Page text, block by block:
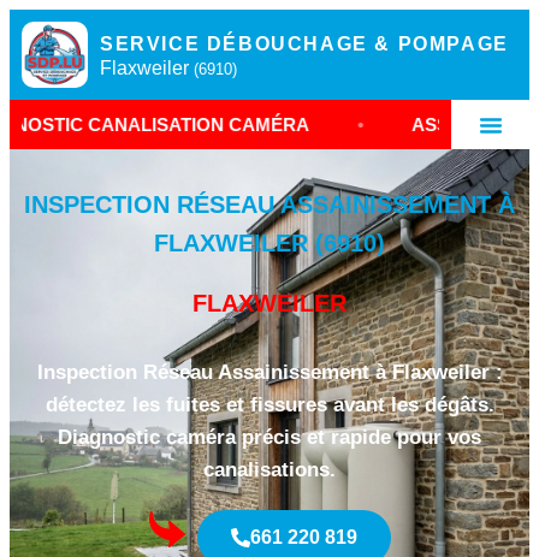
SERVICE DÉBOUCHAGE & POMPAGE
Flaxweiler (6910)
CAMÉRA • ASSAINISSEMENT
INSPECTION RÉSEAU ASSAINISSEMENT À
FLAXWEILER (6910)
FLAXWEILER
Inspection Réseau Assainissement à Flaxweiler :
détectez les fuites et fissures avant les dégâts.
Diagnostic caméra précis et rapide pour vos
canalisations.
661 220 819